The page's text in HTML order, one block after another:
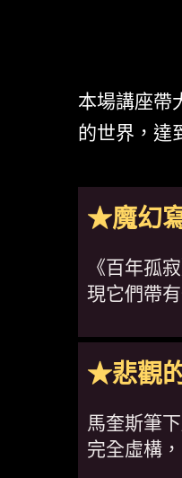
本場講座帶
的世界，達
★魔幻
《百年孤
現它們帶
★悲觀
馬奎斯筆
完全虛構